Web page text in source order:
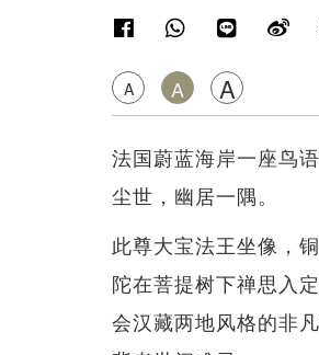
A A A
法国蔚蓝海岸一座鸟
尘世，幽居一隅。
此尊大宝法王坐像，
陀在菩提树下禅思入
会汉藏两地风格的非